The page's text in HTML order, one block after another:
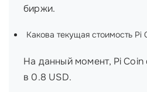
биржи.
Какова текущая стоимость Pi
На данный момент, Pi
в 0.8 USD.